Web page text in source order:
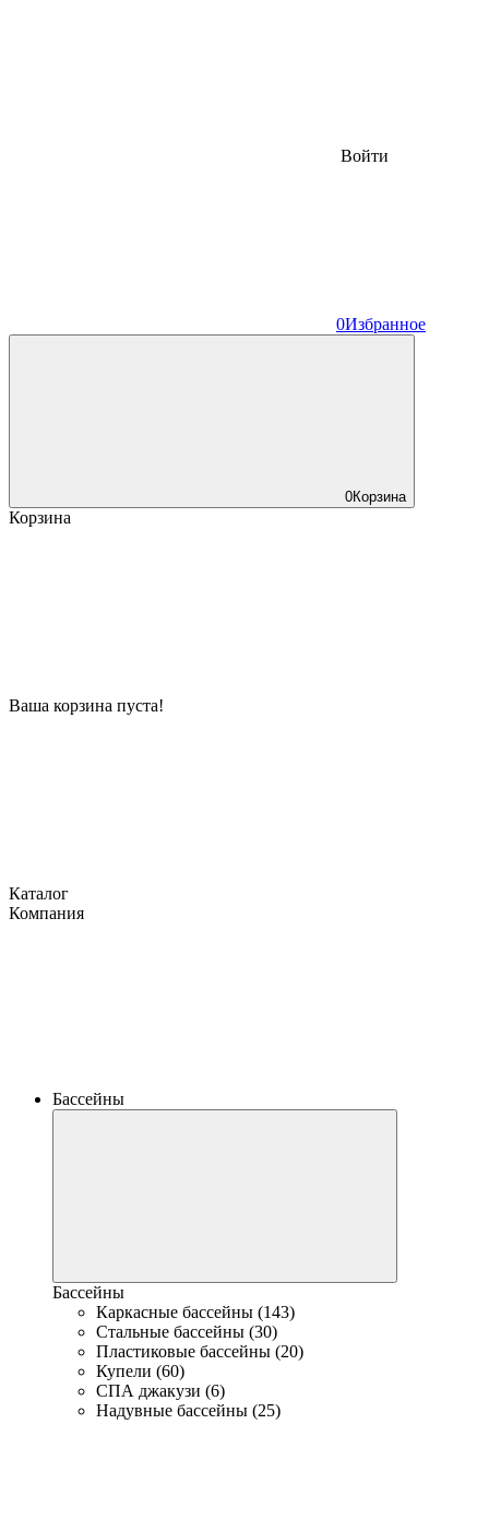
Войти
0Избранное
0Корзина
Корзина
Ваша корзина пуста!
Каталог
Компания
Бассейны
Бассейны
Каркасные бассейны (143)
Стальные бассейны (30)
Пластиковые бассейны (20)
Купели (60)
СПА джакузи (6)
Надувные бассейны (25)